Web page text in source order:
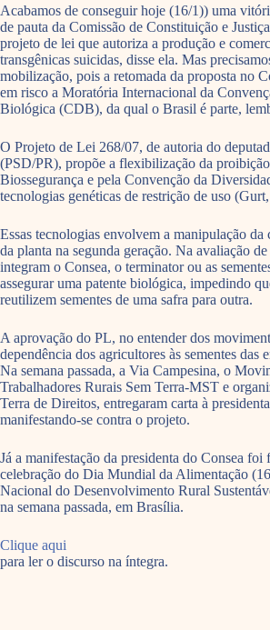
Acabamos de conseguir hoje (16/1)) uma
de pauta da Comissão de Constituição e
projeto de lei que autoriza a produção e
transgênicas suicidas, disse ela. Mas
mobilização, pois a retomada da proposta no
em risco a Moratória Internacional da
Biológica (CDB), da qual o Brasil é parte,
O Projeto de Lei 268/07, de autoria do
(PSD/PR), propõe a flexibilização da
Biossegurança e pela Convenção da
tecnologias genéticas de restrição de uso
Essas tecnologias envolvem a manipulação da
da planta na segunda geração. Na avaliação
integram o Consea, o terminator ou as
assegurar uma patente biológica, impedindo
reutilizem sementes de uma safra para outra.
A aprovação do PL, no entender dos
dependência dos agricultores às sementes das
Na semana passada, a Via Campesina, o
Trabalhadores Rurais Sem Terra-MST e
Terra de Direitos, entregaram carta à
manifestando-se contra o projeto.
Já a manifestação da presidenta do Consea foi
celebração do Dia Mundial da Alimentação
Nacional do Desenvolvimento Rural
na semana passada, em Brasília.
Clique aqui
para ler o discurso na íntegra.